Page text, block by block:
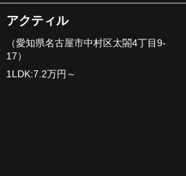
アクティル
（愛知県名古屋市中村区太閤4丁目9-
17）
1LDK:7.2万円～